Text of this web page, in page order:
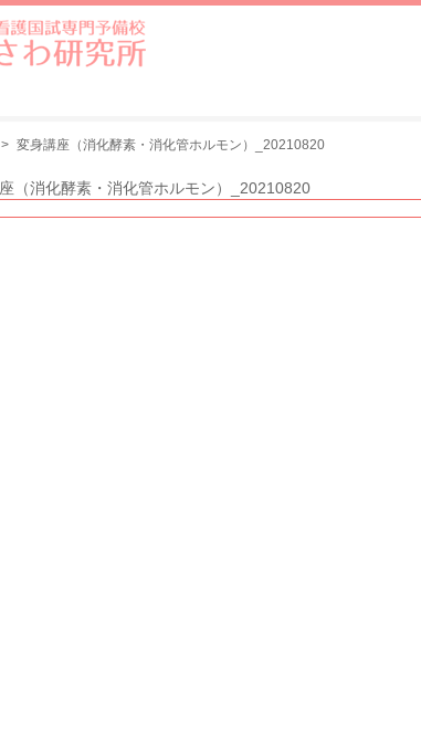
変身講座（消化酵素・消化管ホルモン）_20210820
（消化酵素・消化管ホルモン）_20210820